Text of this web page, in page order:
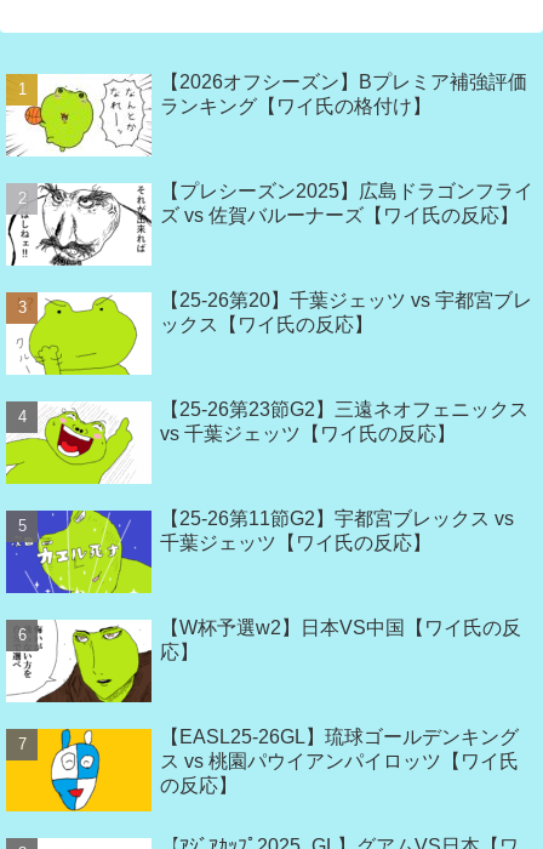
【2026オフシーズン】Bプレミア補強評価
ランキング【ワイ氏の格付け】
【プレシーズン2025】広島ドラゴンフライ
ズ vs 佐賀バルーナーズ【ワイ氏の反応】
【25-26第20】千葉ジェッツ vs 宇都宮ブレ
ックス【ワイ氏の反応】
【25-26第23節G2】三遠ネオフェニックス
vs 千葉ジェッツ【ワイ氏の反応】
【25-26第11節G2】宇都宮ブレックス vs
千葉ジェッツ【ワイ氏の反応】
【W杯予選w2】日本VS中国【ワイ氏の反
応】
【EASL25-26GL】琉球ゴールデンキング
ス vs 桃園パウイアンパイロッツ【ワイ氏
の反応】